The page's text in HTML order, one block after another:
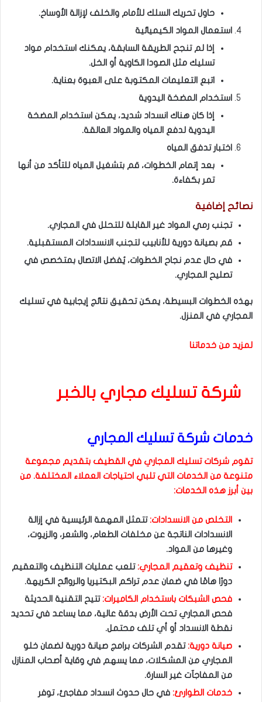
حاول تحريك السلك للأمام والخلف لإزالة الأوساخ.
استعمال المواد الكيميائية
إذا لم تنجح الطريقة السابقة، يمكنك استخدام مواد
تسليك مثل الصودا الكاوية أو الخل.
اتبع التعليمات المكتوبة على العبوة بعناية.
استخدام المضخة اليدوية
إذا كان هناك انسداد شديد، يمكن استخدام المضخة
اليدوية لدفع المياه والمواد العالقة.
اختبار تدفق المياه
بعد إتمام الخطوات، قم بتشغيل المياه للتأكد من أنها
تمر بكفاءة.
نصائح إضافية
تجنب رمي المواد غير القابلة للتحلل في المجاري.
قم بصيانة دورية للأنابيب لتجنب الانسدادات المستقبلية.
في حال عدم نجاح الخطوات، يُفضل الاتصال بمتخصص في
تصليح المجاري.
بهذه الخطوات البسيطة، يمكن تحقيق نتائج إيجابية في تسليك
المجاري في المنزل.
لمزيد من خدماتنا
شركة تسليك مجاري بالخبر
خدمات شركة تسليك المجاري
تقوم شركات تسليك المجاري في القطيف بتقديم مجموعة
متنوعة من الخدمات التي تلبي احتياجات العملاء المختلفة. من
بين أبرز هذه الخدمات:
التخلص من الانسدادات:تتمثل المهمة الرئيسية في إزالة
الانسدادات الناتجة عن مخلفات الطعام، والشعر، والزيوت،
وغيرها من المواد.
تنظيف وتعقيم المجاري:تلعب عمليات التنظيف والتعقيم
دورًا هامًا في ضمان عدم تراكم البكتيريا والروائح الكريهة.
فحص الشبكات باستخدام الكاميرات:تتيح التقنية الحديثة
فحص المجاري تحت الأرض بدقة عالية، مما يساعد في تحديد
نقطة الانسداد أو أي تلف محتمل.
صيانة دورية:تقدم الشركات برامج صيانة دورية لضمان خلو
المجاري من المشكلات، مما يسهم في وقاية أصحاب المنازل
من المفاجآت غير السارة.
خدمات الطوارئ: في حال حدوث انسداد مفاجئ، توفر